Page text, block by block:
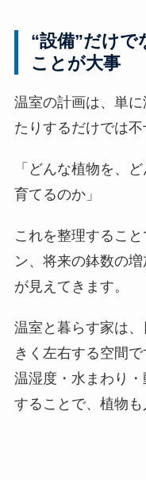
“設備”だけで
ことが大事
温室の計画は、単
たりするだけでは不
「どんな植物を、
育てるのか」
これを整理するこ
ン、将来の鉢数の
が見えてきます。
温室と暮らす家は
きく左右する空間で
温湿度・水まわり
することで、植物も